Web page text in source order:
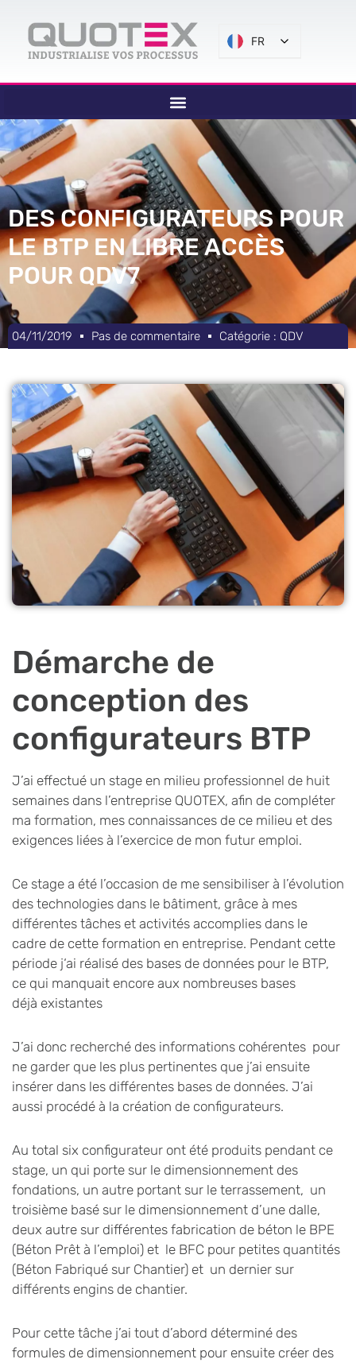
FR
DES CONFIGURATEURS POUR
LE BTP EN LIBRE ACCÈS
POUR QDV7
04/11/2019 Pas de commentaire Catégorie : QDV
Démarche de
conception des
configurateurs BTP
J’ai effectué un stage en milieu professionnel de huit
semaines dans l’entreprise QUOTEX, afin de compléter
ma formation, mes connaissances de ce milieu et des
exigences liées à l’exercice de mon futur emploi.
Ce stage a été l’occasion de me sensibiliser à l’évolution
des technologies dans le bâtiment, grâce à mes
différentes tâches et activités accomplies dans le
cadre de cette formation en entreprise. Pendant cette
période j‘ai réalisé des bases de données pour le BTP,
ce qui manquait encore aux nombreuses bases
déjà existantes
J’ai donc recherché des informations cohérentes pour
ne garder que les plus pertinentes que j’ai ensuite
insérer dans les différentes bases de données. J’ai
aussi procédé à la création de configurateurs.
Au total six configurateur ont été produits pendant ce
stage, un qui porte sur le dimensionnement des
fondations, un autre portant sur le terrassement, un
troisième basé sur le dimensionnement d’une dalle,
deux autre sur différentes fabrication de béton le BPE
(Béton Prêt à l’emploi) et le BFC pour petites quantités
(Béton Fabriqué sur Chantier) et un dernier sur
différents engins de chantier.
Pour cette tâche j’ai tout d’abord déterminé des
formules de dimensionnement pour ensuite créer des